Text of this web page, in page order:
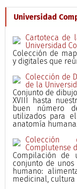
Universidad
Cartoteca de
Universidad
Colección de
y digitales que
Colección de
de la
Conjunto de
XVIII hasta
buen número
utilizados para
anatomía
Colección
Complutense
Compilación de
conjunto de
humano:
medicinal,